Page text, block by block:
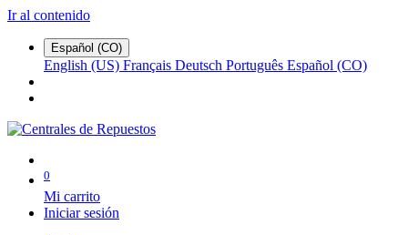
Ir al contenido
Español (CO)
English (US) Français Deutsch Português Español (CO)
0
Mi carrito
Iniciar sesión